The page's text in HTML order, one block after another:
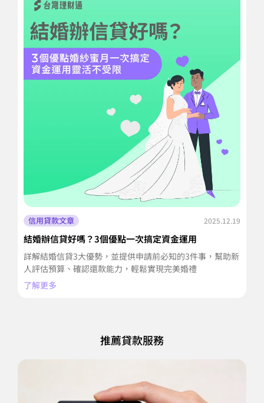
信用貸款文章 2025.12.19
結婚辦信貸好嗎？3個優點一次搞定資金運用
詳解結婚信貸3大優勢，並提供申請前必知的3件事，幫助新
人評估預算、確認還款能力，輕鬆實現完美婚禮
了解更多
推薦貸款服務